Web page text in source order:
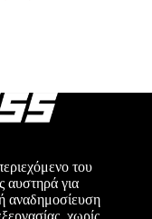
του
αυστηρά για
αναδημοσίευση
χωρίς